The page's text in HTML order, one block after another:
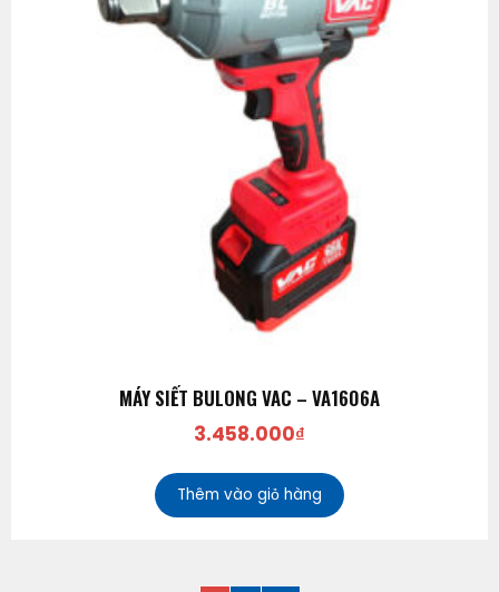
MÁY SIẾT BULONG VAC – VA1606A
3.458.000₫
Thêm vào giỏ hàng